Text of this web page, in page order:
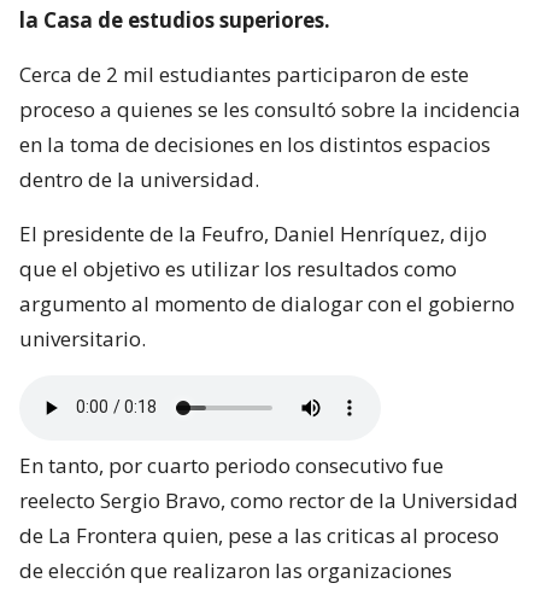
la Casa de estudios superiores.
Cerca de 2 mil estudiantes participaron de este
proceso a quienes se les consultó sobre la incidencia
en la toma de decisiones en los distintos espacios
dentro de la universidad.
El presidente de la Feufro, Daniel Henríquez, dijo
que el objetivo es utilizar los resultados como
argumento al momento de dialogar con el gobierno
universitario.
En tanto, por cuarto periodo consecutivo fue
reelecto Sergio Bravo, como rector de la Universidad
de La Frontera quien, pese a las criticas al proceso
de elección que realizaron las organizaciones